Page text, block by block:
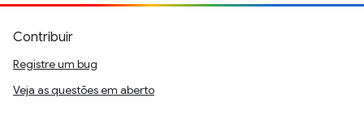
Contribuir
Registre um bug
Veja as questões em aberto